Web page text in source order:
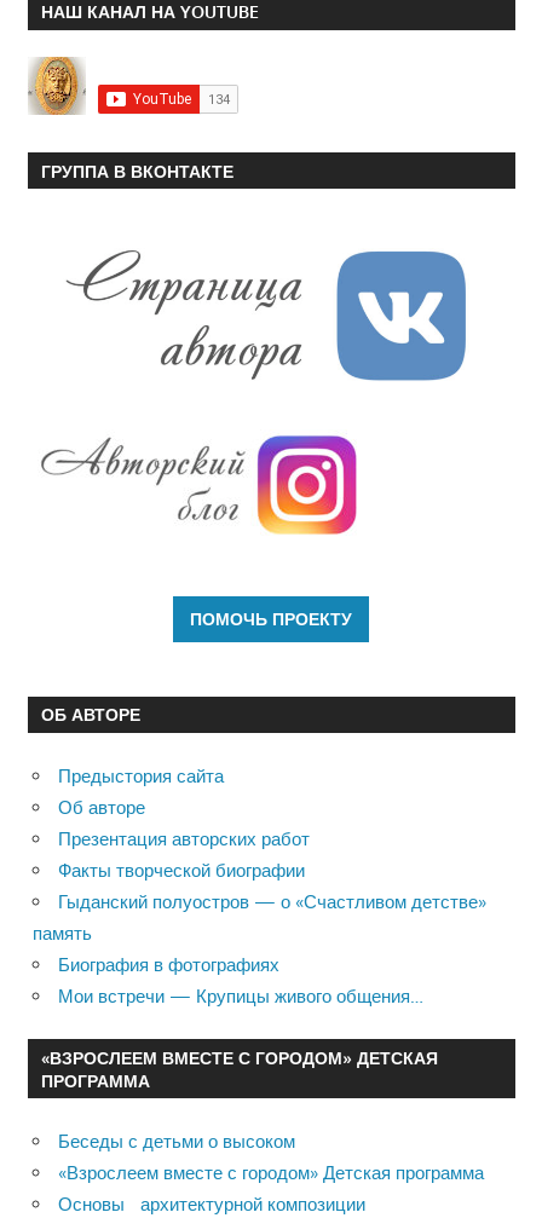
НАШ КАНАЛ НА YOUTUBE
ГРУППА В ВКОНТАКТЕ
ОБ АВТОРЕ
Предыстория сайта
Об авторе
Презентация авторских работ
Факты творческой биографии
Гыданский полуостров — о «Счастливом детстве»
память
Биография в фотографиях
Мои встречи — Крупицы живого общения…
«ВЗРОСЛЕЕМ ВМЕСТЕ С ГОРОДОМ» ДЕТСКАЯ
ПРОГРАММА
Беседы с детьми о высоком
«Взрослеем вместе с городом» Детская программа
Основы архитектурной композиции